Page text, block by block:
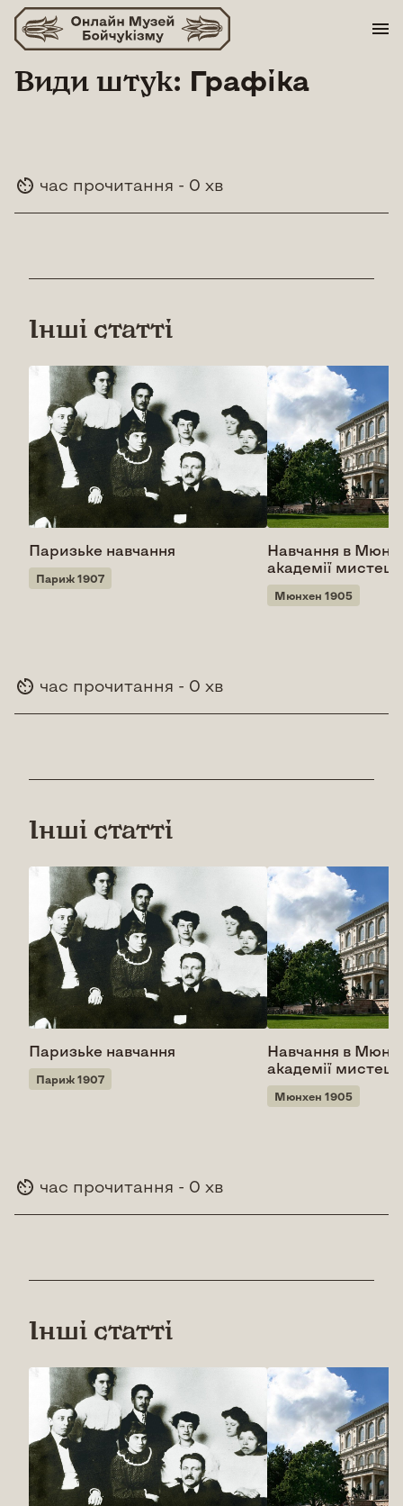
Skip
content
Види штук: Графіка
час прочитання - 0 хв
Інші статті
Паризьке навчання
Париж 1907
Навчання в
академії
Мюнхен 1905
час прочитання - 0 хв
Інші статті
Паризьке навчання
Париж 1907
Навчання в
академії
Мюнхен 1905
час прочитання - 0 хв
Інші статті